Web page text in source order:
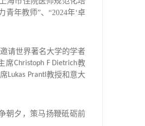
青年教师”、“2024年‘卓
请世界著名大学的学者
席Christoph F Dietrich教
Lukas Prantl 教授和意大
朝夕，策马扬鞭砥砺前